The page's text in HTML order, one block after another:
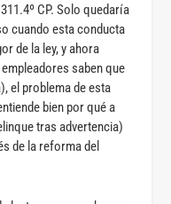
CP. Solo quedaría
cuando esta conducta
de la ley, y ahora
saben que
el problema de esta
bien por qué a
tras advertencia)
de la reforma del